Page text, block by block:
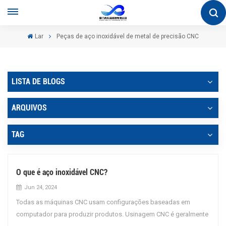
Lar Peças de aço inoxidável de metal de precisão CNC
LISTA DE BLOGS
ARQUIVOS
TAG
O que é aço inoxidável CNC?
Jun 24, 2024
Todas as máquinas CNC usam configurações baseadas em
computador para produzir produtos. Usinagem CNC é geralmente